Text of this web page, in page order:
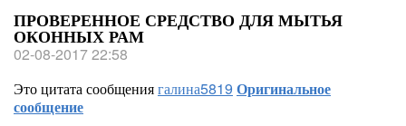
ПРОВЕРЕННОЕ СРЕДСТВО ДЛЯ МЫТЬЯ
ОКОННЫХ РАМ
02-08-2017 22:58
Это цитата сообщениягалина5819 Оригинальное
сообщение